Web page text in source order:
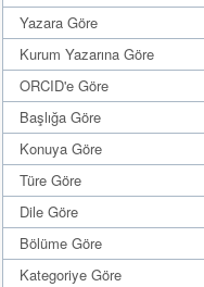
Yazara Göre
Kurum Yazarına Göre
ORCID'e Göre
Başlığa Göre
Konuya Göre
Türe Göre
Dile Göre
Bölüme Göre
Kategoriye Göre